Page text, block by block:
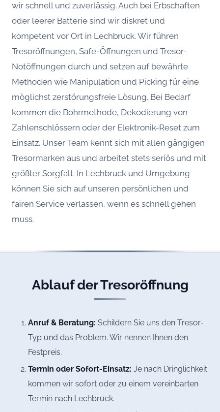
wir schnell und zuverlässig. Auch bei Erbschaften
oder leerer Batterie sind wir diskret und
kompetent vor Ort in Lechbruck. Wir führen
Tresoröffnungen, Safe-Öffnungen und Tresor-
Notöffnungen durch und setzen auf bewährte
Methoden wie Manipulation und Picking für eine
möglichst zerstörungsfreie Lösung. Bei Bedarf
kommen die Bohrmethode, Dekodierung von
Zahlenschlössern oder der Elektronik-Reset zum
Einsatz. Unser Team kennt sich mit allen gängigen
Tresormarken aus und arbeitet stets seriös und mit
größter Sorgfalt. In Lechbruck und Umgebung
können Sie sich auf unseren persönlichen und
fairen Service verlassen, wenn es schnell gehen
muss.
Ablauf der Tresoröffnung
Anruf & Beratung: Schildern Sie uns den Tresor-
Typ und das Problem. Wir nennen Ihnen den
Festpreis.
Termin oder Sofort-Einsatz: Je nach Dringlichkeit
kommen wir sofort oder zu einem vereinbarten
Termin nach Lechbruck.